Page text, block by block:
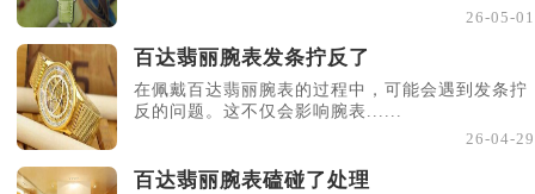
26-05-01
百达翡丽腕表发条拧反了
在佩戴百达翡丽腕表的过程中，可能会遇到发条拧
反的问题。这不仅会影响腕表......
26-04-29
百达翡丽腕表磕碰了处理